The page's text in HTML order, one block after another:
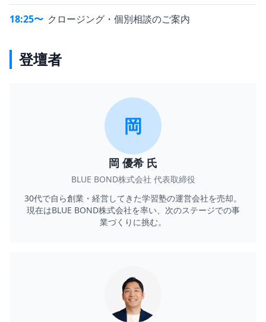
18:25〜 クロージング・個別相談のご案内
登壇者
岡
岡 優希 氏
BLUE BOND株式会社 代表取締役
30代で自ら創業・経営してきた学習塾の運営会社を売却。
現在はBLUE BOND株式会社を率い、次のステージでの事
業づくりに挑む。